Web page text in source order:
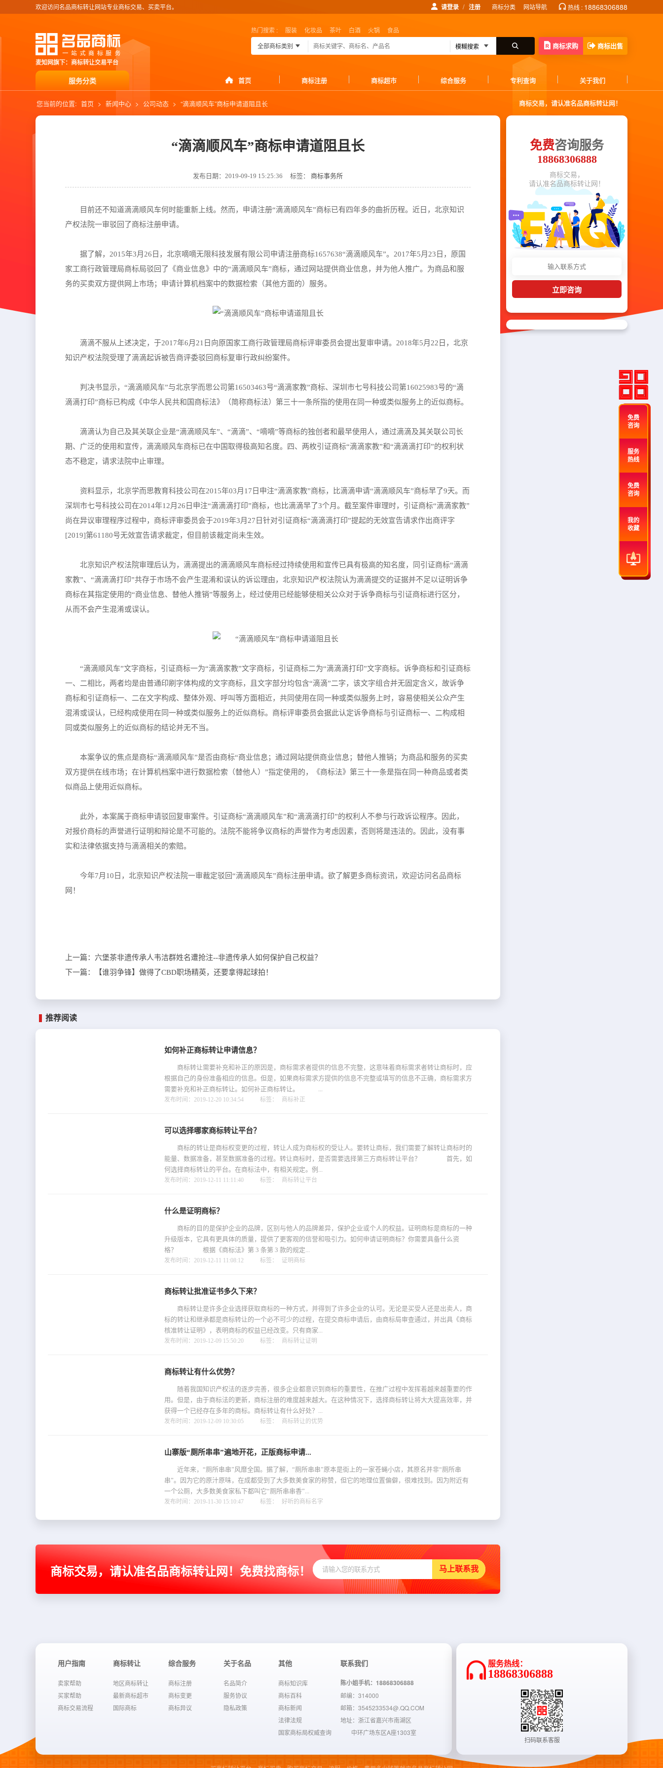
欢迎访问名品商标转让网站专业商标交易、买卖平台。 请登录 / 注册 商标分类 网站导航 热线 : 18868306888
麦知网旗下：商标转让交易平台
热门搜索 : 服装 化妆品 茶叶 白酒 火锅
食品
全部商标类别
商标求购 商标出售
服务分类 首页 商标注册 商标超市 综合服务 专利查询 关于我们
您当前的位置: 首页 > 新闻中心 > 公司动态 > “滴滴顺风车”商标申请道阻且长 商标交易，请认准名品商标转让网！
“滴滴顺风车”商标申请道阻且长
发布日期：2019-09-19 15:25:36 标签： 商标事务所
目前还不知道滴滴顺风车何时能重新上线。然而，申请注册“滴滴顺风车”商标已有四年多的曲折历程。近日，北京知识
产权法院一审驳回了商标注册申请。
据了解，2015年3月26日，北京嘀嘀无限科技发展有限公司申请注册商标1657638“滴滴顺风车”。2017年5月23日，原国
家工商行政管理局商标局驳回了《商业信息》中的“滴滴顺风车”商标，通过网站提供商业信息，并为他人推广。为商品和服
务的买卖双方提供网上市场；申请计算机档案中的数据检索（其他方面的）服务。
滴滴不服从上述决定，于2017年6月21日向原国家工商行政管理局商标评审委员会提出复审申请。2018年5月22日，北京
知识产权法院受理了滴滴起诉被告商评委驳回商标复审行政纠纷案件。
判决书显示，“滴滴顺风车”与北京学而思公司第16503463号“滴滴家教”商标、深圳市七号科技公司第16025983号的“滴
滴滴打印”商标已构成《中华人民共和国商标法》（简称商标法）第三十一条所指的使用在同一种或类似服务上的近似商标。
滴滴认为自己及其关联企业是“滴滴顺风车”、“滴滴”、“嘀嘀”等商标的独创者和最早使用人，通过滴滴及其关联公司长
期、广泛的使用和宣传，滴滴顺风车商标已在中国取得极高知名度。四、两枚引证商标“滴滴家教”和“滴滴滴打印”的权利状
态不稳定，请求法院中止审理。
资料显示，北京学而思教育科技公司在2015年03月17日申注“滴滴家教”商标，比滴滴申请“滴滴顺风车”商标早了9天。而
深圳市七号科技公司在2014年12月26日申注“滴滴滴打印”商标，也比滴滴早了3个月。截至案件审理时，引证商标“滴滴家教”
尚在异议审理程序过程中，商标评审委员会于2019年3月27日针对引证商标“滴滴滴打印”提起的无效宣告请求作出商评字
[2019]第61180号无效宣告请求裁定，但目前该裁定尚未生效。
北京知识产权法院审理后认为，滴滴提出的滴滴顺风车商标经过持续使用和宣传已具有极高的知名度，同引证商标“滴滴
家教”、“滴滴滴打印”共存于市场不会产生混淆和误认的诉讼理由，北京知识产权法院认为滴滴提交的证据并不足以证明诉争
商标在其指定使用的“商业信息、替他人推销”等服务上，经过使用已经能够使相关公众对于诉争商标与引证商标进行区分，
从而不会产生混淆或误认。
“滴滴顺风车”文字商标，引证商标一为“滴滴家教”文字商标，引证商标二为“滴滴滴打印”文字商标。诉争商标和引证商标
一、二相比，两者均是由普通印刷字体构成的文字商标，且文字部分均包含“滴滴”二字，该文字组合并无固定含义，故诉争
商标和引证商标一、二在文字构成、整体外观、呼叫等方面相近，共同使用在同一种或类似服务上时，容易使相关公众产生
混淆或误认，已经构成使用在同一种或类似服务上的近似商标。商标评审委员会据此认定诉争商标与引证商标一、二构成相
同或类似服务上的近似商标的结论并无不当。
本案争议的焦点是商标“滴滴顺风车”是否由商标“商业信息；通过网站提供商业信息；替他人推销；为商品和服务的买卖
双方提供在线市场；在计算机档案中进行数据检索（替他人）”指定使用的，《商标法》第三十一条是指在同一种商品或者类
似商品上使用近似商标。
此外，本案属于商标申请驳回复审案件。引证商标“滴滴顺风车”和“滴滴滴打印”的权利人不参与行政诉讼程序。因此，
对报价商标的声誉进行证明和辩论是不可能的。法院不能将争议商标的声誉作为考虑因素，否则将是违法的。因此，没有事
实和法律依据支持与滴滴相关的索赔。
今年7月10日，北京知识产权法院一审裁定驳回“滴滴顺风车”商标注册申请。欲了解更多商标资讯，欢迎访问名品商标
网！
上一篇： 六堡茶非遗传承人韦洁群姓名遭抢注--非遗传承人如何保护自己权益？
下一篇：
【谁羽争锋】做得了CBD职场精英，还要拿得起球拍！
如何补正商标转让申请信息？
商标转让需要补充和补正的原因是，商标需求者提供的信息不完整，这意味着商标需求者转让商标时，应
根据自己的身份准备相应的信息。但是，如果商标需求方提供的信息不完整或填写的信息不正确，商标需求方
需要补充和补正商标转让。如何补正商标转让。 ...
发布时间：2019-12-20 10:34:54 标签： 商标补正
可以选择哪家商标转让平台？
商标的转让是商标权变更的过程，转让人成为商标权的受让人。要转让商标，我们需要了解转让商标时的
能量、数据准备，甚至数据准备的过程。转让商标时，是否需要选择第三方商标转让平台？ 首先，如
何选择商标转让的平台。在商标法中，有相关规定。例...
发布时间：2019-12-11 11:11:40 标签： 商标转让平台
什么是证明商标？
商标的目的是保护企业的品牌，区别与他人的品牌差异，保护企业或个人的权益。证明商标是商标的一种
升级版本，它具有更具体的质量，提供了更客观的信誉和吸引力。如何申请证明商标？你需要具备什么资
格？ 根据《商标法》第 3 条第 3 款的规定...
发布时间：2019-12-11 11:08:12 标签： 证明商标
商标转让批准证书多久下来？
商标转让是许多企业选择获取商标的一种方式，并得到了许多企业的认可。无论是买受人还是出卖人，商
标的转让和继承都是商标转让的一个必不可少的过程，在提交商标申请后，由商标局审查通过，并出具《商标
核准转让证明》，表明商标的权益已经改变。只有商家...
发布时间：2019-12-09 15:50:20 标签： 商标转让证明
商标转让有什么优势？
随着我国知识产权法的逐步完善，很多企业都意识到商标的重要性，在推广过程中发挥着越来越重要的作
用。但是，由于商标法的更新，商标注册的难度越来越大。在这种情况下，选择商标转让将大大提高效率，并
获得一个已经存在多年的商标。商标转让有什么好处？...
发布时间：2019-12-09 10:30:05 标签： 商标转让的优势
山寨版“厕所串串”遍地开花，正版商标申请...
近年来，“厕所串串”风靡全国。据了解，“厕所串串”原本是街上的一家苍蝇小店，其原名并非“厕所串
串”。因为它的原汁原味，在成都受到了大多数美食家的称赞，但它的地理位置偏僻，很难找到。因为附近有
一个公厕，大多数美食家私下都叫它“厕所串串香”...
发布时间：2019-11-30 15:10:47 标签： 好听的商标名字
推荐阅读
商标交易，请认准名品商标转让网！免费找商标！ 马上联系我
免费咨询服务
18868306888
商标交易，
请认准名品商标转让网！
立即咨询
用户指南
卖家帮助
买家帮助
商标交易流程
商标转让
地区商标转让
最新商标超市
国际商标
综合服务
商标注册
商标变更
商标异议
关于名品
名品简介
服务协议
隐私政策
其他
商标知识库
商标百科
商标新闻
法律法规
国家商标局权威查询
联系我们
陈小姐手机：18868306888
邮编：314000
邮箱：3545233534@.QQ.COM
地址：浙江省嘉兴市南湖区
中环广场东区A座1303室
服务热线：
18868306888
扫码联系客服
免费
咨询
服务
热线
免费
咨询
我的
收藏